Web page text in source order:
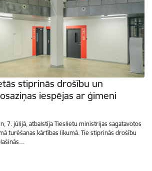
stiprinās drošību un
iespējas ar ģimeni
7. jūlijā, atbalstīja Tieslietu ministrijas sagatavotos
turēšanas kārtības likumā. Tie stiprinās drošību